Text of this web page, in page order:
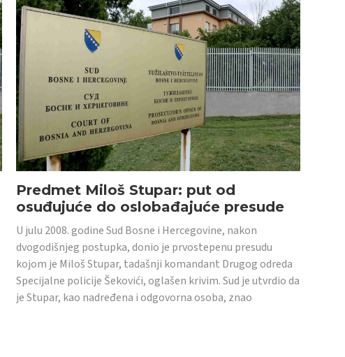
Predmet Miloš Stupar: put od
osuđujuće do oslobađajuće presude
U julu 2008. godine Sud Bosne i Hercegovine, nakon
dvogodišnjeg postupka, donio je prvostepenu presudu
kojom je Miloš Stupar, tadašnji komandant Drugog odreda
Specijalne policije Šekovići, oglašen krivim. Sud je utvrdio da
je Stupar, kao nadređena i odgovorna osoba, znao